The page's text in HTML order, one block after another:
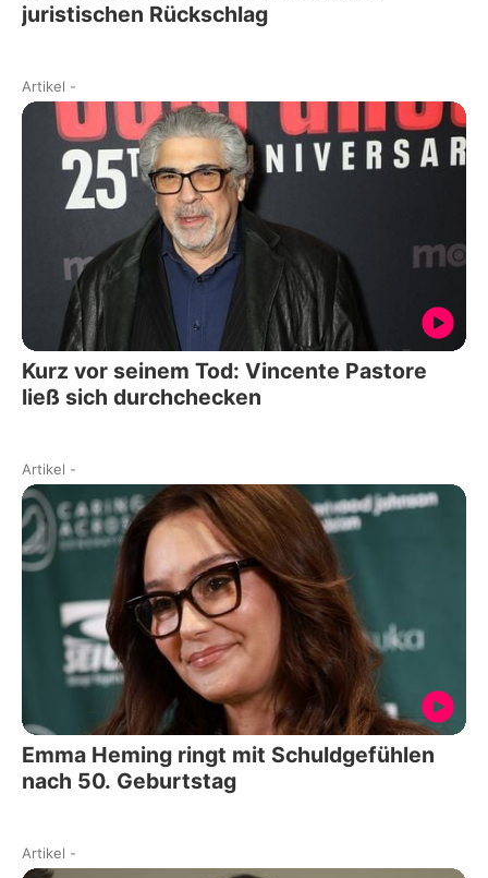
juristischen Rückschlag
Artikel -
Kurz vor seinem Tod: Vincente Pastore
ließ sich durchchecken
Artikel -
Emma Heming ringt mit Schuldgefühlen
nach 50. Geburtstag
Artikel -